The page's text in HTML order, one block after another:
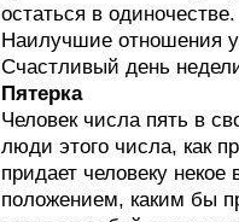
остаться в одиночестве.
Наилучшие отношения
Счастливый день
Пятерка
Человек числа пять в
люди этого числа, как
придает человеку
положением, каким бы